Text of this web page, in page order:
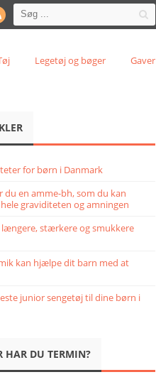
Legetøj og bøger Gaver
for børn i Danmark
du en amme-bh, som du kan
graviditeten og amningen
længere, stærkere og smukkere
kan hjælpe dit barn med at
junior sengetøj til dine børn i
HAR DU TERMIN?